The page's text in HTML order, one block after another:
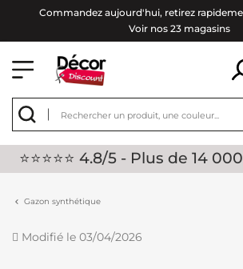
Commandez aujourd'hui, retirez
Voir nos 23 magasins
⭐⭐⭐⭐⭐ 4.8/5 - Plus de 14
Gazon synthétique
Modifié le 03/04/2026